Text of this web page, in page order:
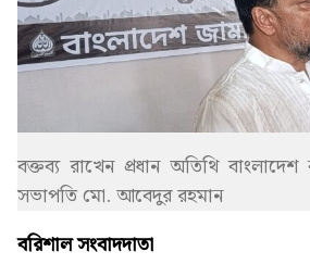
বক্তব্য রাখেন প্রধান অতিথি
সভাপতি মো. আবেদুর রহমান
বরিশাল সংবাদদাতা